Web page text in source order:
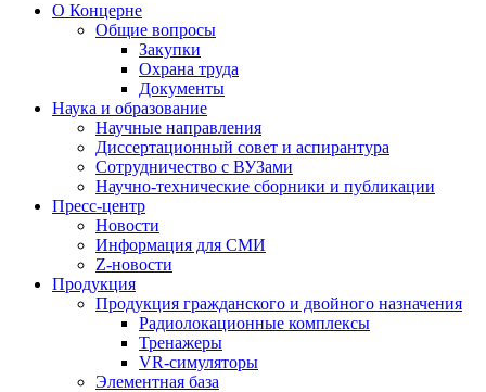
О Концерне
Общие вопросы
Закупки
Охрана труда
Документы
Наука и образование
Научные направления
Диссертационный совет и аспирантура
Сотрудничество с ВУЗами
Научно-технические сборники и публикации
Пресс-центр
Новости
Информация для СМИ
Z-новости
Продукция
Продукция гражданского и двойного назначения
Радиолокационные комплексы
Тренажеры
VR-симуляторы
Элементная база